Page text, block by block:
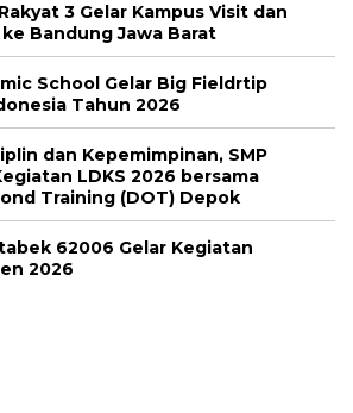
3 Gelar Kampus Visit dan
Bandung Jawa Barat
School Gelar Big Fieldrtip
Tahun 2026
dan Kepemimpinan, SMP
LDKS 2026 bersama
Training (DOT) Depok
62006 Gelar Kegiatan
2026